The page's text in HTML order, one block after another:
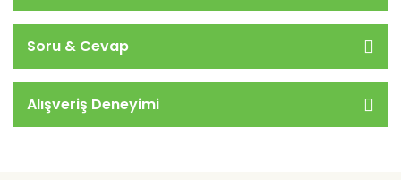
Soru & Cevap
Alışveriş Deneyimi